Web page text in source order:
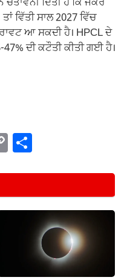
ਦਿੱਤੀ ਹੈ ਕਿ ਜੇਕਰ
ਵਿੱਤੀ ਸਾਲ 2027 ਵਿੱਚ
ਆ ਸਕਦੀ ਹੈ। HPCL ਦੇ
ਦੀ ਕਟੌਤੀ ਕੀਤੀ ਗਈ ਹੈ।
C
p
y
ar
e